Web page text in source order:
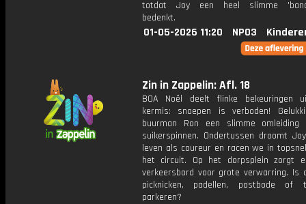
totdat Joy een heel slimme
bedenkt.
01-05-2026 11:20 NPO3
Zin in Zappelin: Afl. 18
BOA Noël deelt flinke bekeuringen
kermis: snoepen is verboden!
buurman Ron een slimme omleiding
suikerspinnen. Ondertussen droomt
leven als coureur en racen we in
het circuit. Op het dorpsplein zorgt
verkeersbord voor grote verwarring. Is
picknicken, padellen, postbode of
parkeren?